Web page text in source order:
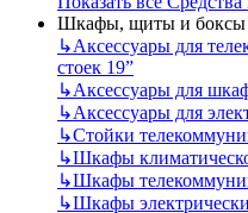
Шкафы, щиты и боксы
↳Аксессуары для
стоек 19”
↳Аксессуары для
↳Аксессуары для
↳Стойки
↳Шкафы
↳Шкафы
↳Шкафы